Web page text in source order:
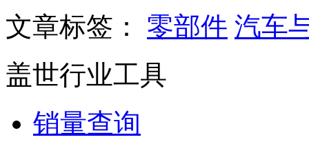
文章标签： 零部件 汽车
盖世行业工具
销量查询